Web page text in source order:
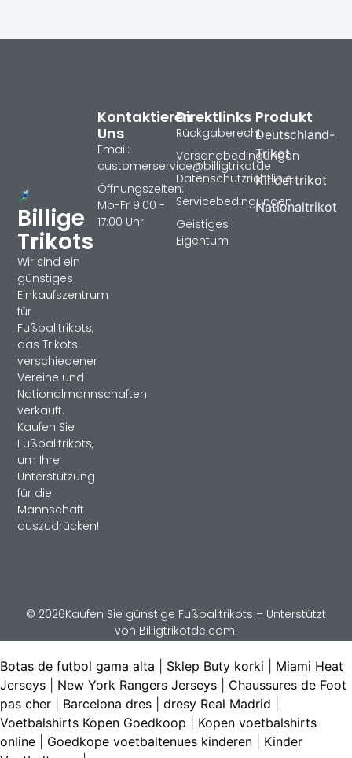
Billige
Trikots
Wir sind ein
günstiges
Einkaufszentrum
für
Fußballtrikots,
das Trikots
verschiedener
Vereine und
Nationalmannschaften
verkauft.
Kaufen Sie
Fußballtrikots,
um Ihre
Unterstützung
für die
Mannschaft
auszudrücken!
Produkt
Deutschland-
Trikot
Kindertrikot
Nationaltrikot
Direktlinks
Rückgaberecht
Versandbedingungen
Datenschutzrichtlinie
Servicebedingungen
Geistiges
Eigentum
Kontaktieren
Uns
Email:
customerservice@billigtrikotde
Öffnungszeiten:
Mo-Fr 9:00 -
17:00 Uhr
© 2026Kaufen Sie günstige Fußballtrikots – Unterstützt
von Billigtrikotde.com.
Botas de futbol gama alta Sklep Buty korki
Miami Heat
Jerseys
New York Rangers Jerseys
Chaussures de Foot
pas cher
Barcelona dres dresy Real Madrid
Voetbalshirts Kopen Goedkoop
Kopen voetbalshirts
online
Goedkope voetbaltenues kinderen
Kinder